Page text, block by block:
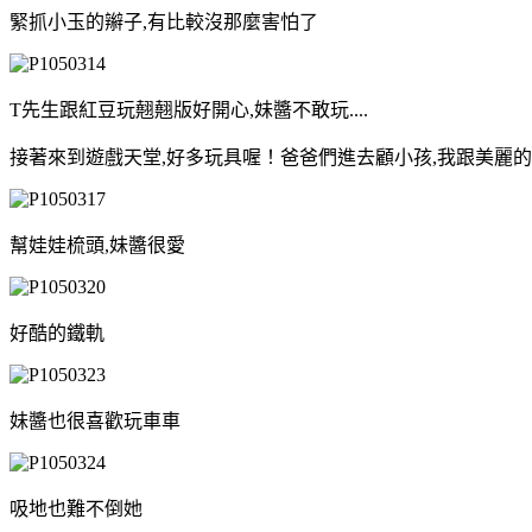
緊抓小玉的辮子,有比較沒那麼害怕了
T先生跟紅豆玩翹翹版好開心,妹醬不敢玩....
接著來到遊戲天堂,好多玩具喔！爸爸們進去顧小孩,我跟美麗
幫娃娃梳頭,妹醬很愛
好酷的鐵軌
妹醬也很喜歡玩車車
吸地也難不倒她